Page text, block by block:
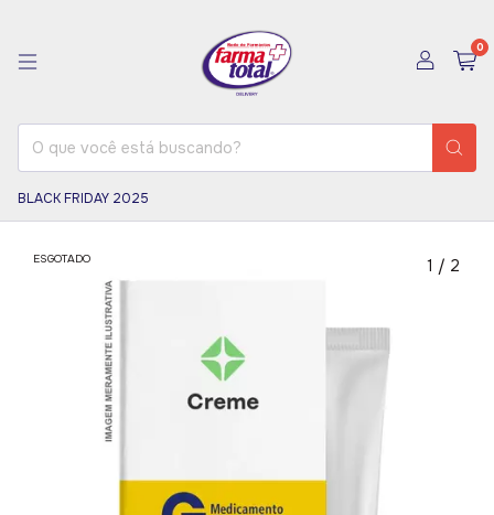
0
BLACK FRIDAY 2025
ESGOTADO 1 / 2